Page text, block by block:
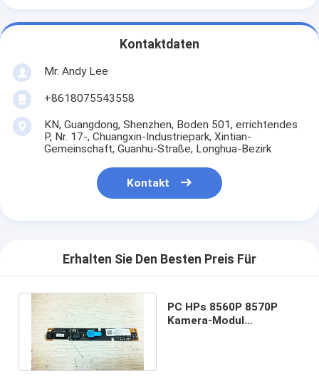
Kontaktdaten
Mr. Andy Lee
+8618075543558
KN, Guangdong, Shenzhen, Boden 501, errichtendes
P, Nr. 17-, Chuangxin-Industriepark, Xintian-
Gemeinschaft, Guanhu-Straße, Longhua-Bezirk
Kontakt
Erhalten Sie Den Besten Preis Für
PC HPs 8560P 8570P
Kamera-Modul